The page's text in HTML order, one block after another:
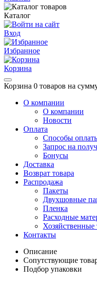
Каталог
Вход
Избранное
Корзина
Корзина 0 товаров на
О компании
О компании
Новости
Оплата
Способы
Запрос на
Бонусы
Доставка
Возврат товара
Распродажа
Пакеты
Двухшовные
Пленка
Расходные
Хозяйственные
Контакты
Описание
Сопутствующие
Подбор упаковки